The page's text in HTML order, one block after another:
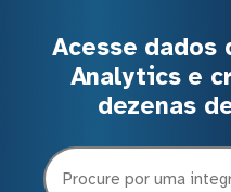
Acesse dados
Analytics e
dezenas